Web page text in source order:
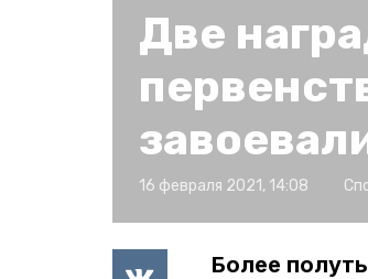
Две
16 февраля 2021, 14:08
Более